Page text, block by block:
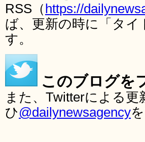
RSS（ https://
ば、更新の時に「タ
す。
このブログを
また、Twitterによる
ひ@dailynewsagency